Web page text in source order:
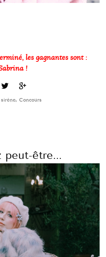
les gagnantes sont :
!
, Concours
peut-être...